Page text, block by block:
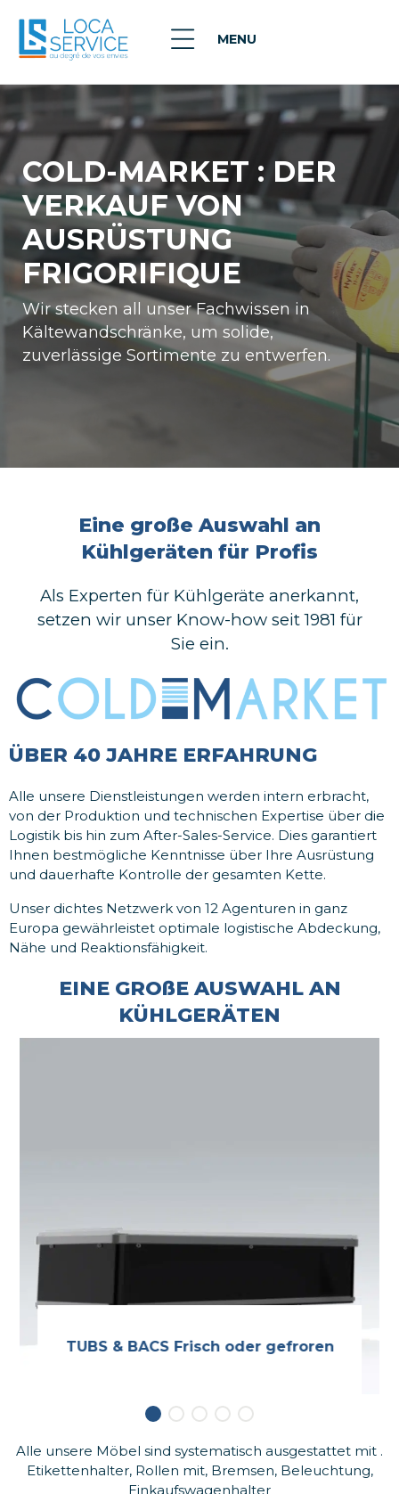
MENU
COLD-MARKET :DER
VERKAUF VON
AUSRÜSTUNG
FRIGORIFIQUE
Wir stecken all unser Fachwissen in
Kältewandschränke, um solide,
zuverlässige Sortimente zu entwerfen.
Eine große Auswahl an
Kühlgeräten für Profis
Als Experten für Kühlgeräte anerkannt,
setzen wir unser Know-how seit 1981 für
Sie ein.
ÜBER 40 JAHRE ERFAHRUNG
Alle unsere Dienstleistungen werden intern erbracht,
von der Produktion und technischen Expertise über die
Logistik bis hin zum After-Sales-Service. Dies garantiert
Ihnen bestmögliche Kenntnisse über Ihre Ausrüstung
und dauerhafte Kontrolle der gesamten Kette.
Unser dichtes Netzwerk von 12 Agenturen in ganz
Europa gewährleistet optimale logistische Abdeckung,
Nähe und Reaktionsfähigkeit.
EINE GROßE AUSWAHL AN
KÜHLGERÄTEN
TUBS & BACSFrisch oder gefroren
Alle unsere Möbel sind systematisch ausgestattet mit .
Etikettenhalter, Rollen mit, Bremsen, Beleuchtung,
Einkaufswagenhalter